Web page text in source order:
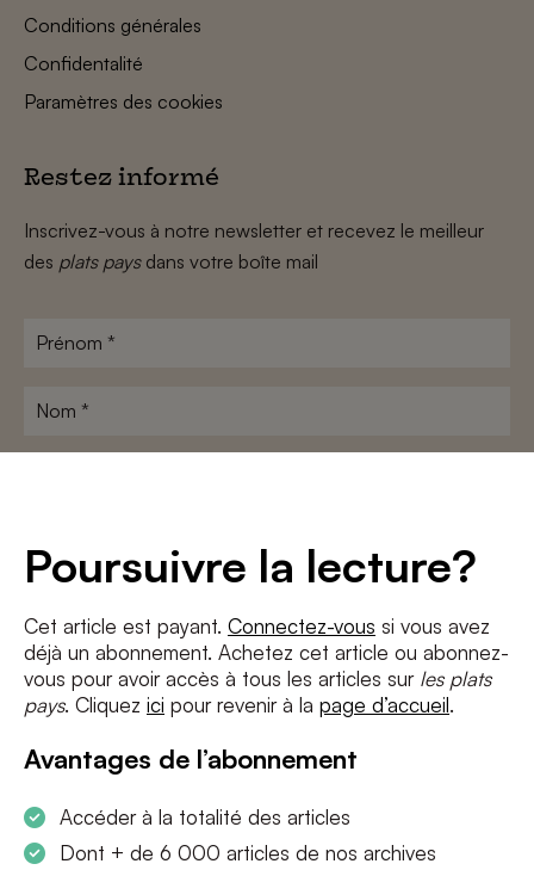
Poursuivre la lecture?
Cet article est payant. Connectez-vous si vous avez
déjà un abonnement. Achetez cet article ou abonnez-
vous pour avoir accès à tous les articles sur les plats
pays. Cliquez ici pour revenir à la page d’accueil.
Avantages de l’abonnement
Accéder à la totalité des articles
Dont + de 6 000 articles de nos archives
Conditions générales
Confidentalité
Paramètres des cookies
Restez informé
Inscrivez-vous à notre newsletter et recevez le meilleur
des plats paysdans votre boîte mail
Prénom
Nom
J'accepte les termes et conditions etla politique de confidentialité
S'INSCRIRE